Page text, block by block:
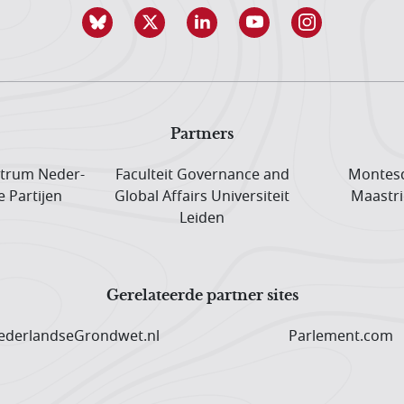
Partners
Neder­
Partijen
Faculteit Governance and
Global Affairs Universiteit
Leiden
Gerelateerde partner sites
Parlement.com